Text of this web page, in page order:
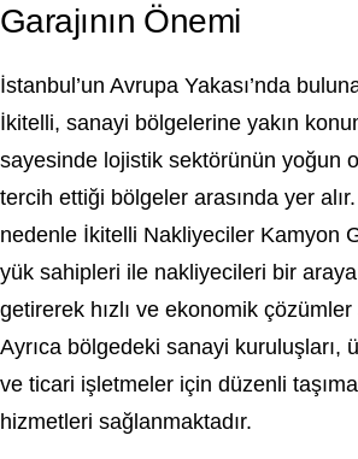
Garajının Önemi
İstanbul’un Avrupa Yakası’nda
İkitelli, sanayi bölgelerine yakın
sayesinde lojistik sektörünün yoğun
tercih ettiği bölgeler arasında yer
nedenle İkitelli Nakliyeciler Kamyon
yük sahipleri ile nakliyecileri bir araya
getirerek hızlı ve ekonomik çözümler
Ayrıca bölgedeki sanayi kuruluşları,
ve ticari işletmeler için düzenli
hizmetleri sağlanmaktadır.